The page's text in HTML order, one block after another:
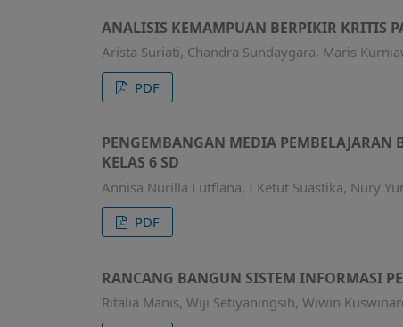
ANALISIS KEMAMPUAN BERPIKIR KRITIS
Arista Suriati, Chandra Sundaygara, Maris
PDF
PENGEMBANGAN MEDIA
KELAS 6 SD
Annisa Nurilla Lutfiana, I Ketut Suastika, Nury
PDF
RANCANG BANGUN SISTEM INFORMASI
Ritalia Manis, Wiji Setiyaningsih, Wiwin